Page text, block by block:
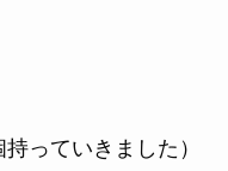
っていきました）